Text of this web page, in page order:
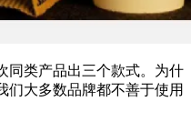
同类产品出三个款式。为什
们大多数品牌都不善于使用